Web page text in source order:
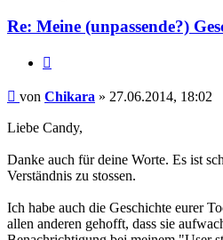
Re: Meine (unpassende?)
Beitrag
von Chikara » 27.06.2014, 18:02
Liebe Candy,
Danke auch für deine Worte. Es ist
Verständnis zu stossen.
Ich habe auch die Geschichte eurer
allen anderen gehofft, dass sie